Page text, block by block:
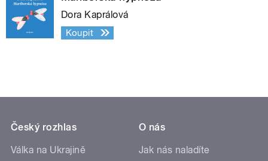
Dora Kaprálová
Koupit
Český rozhlas
Válka na Ukrajině
O nás
Jak nás naladíte